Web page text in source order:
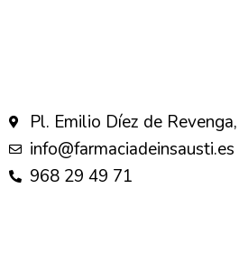
Pl. Emilio Díez de
info@farmaciadeinsausti.es
968 29 49 71